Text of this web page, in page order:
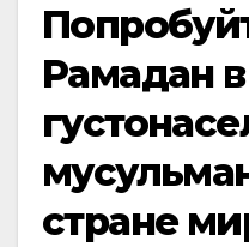
Рамадан
стране